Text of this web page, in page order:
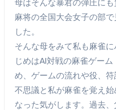
母はそんな暴君の弾圧に
麻将の全国大会女子の部
した。
そんな母をみて私も麻雀
じめはAI対戦の麻雀ゲーム
め、ゲームの流れや役、符
不思議と私が麻雀を覚え始
なった気がします。過去